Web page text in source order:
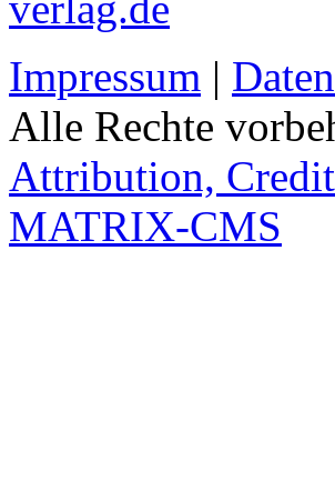
Impressum |
Alle Rechte
Attribution,
MATRIX-CMS